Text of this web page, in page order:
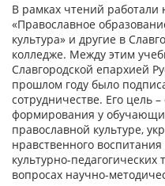
В рамках чтений работали
«Православное
культура» и другие в
колледже. Между этим
Славгородской епархией
прошлом году было
сотрудничестве. Его цель
формирования у
православной культуре,
нравственного
культурно-
вопросах научно-